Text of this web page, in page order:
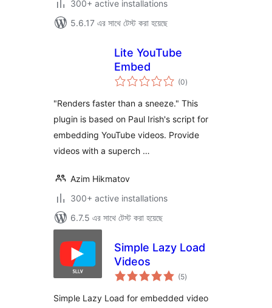
300+ active installations
5.6.17 এর সাথে টেস্ট করা হয়েছে
Lite YouTube
Embed
(0total
ratings
)
"Renders faster than a sneeze." This
plugin is based on Paul Irish's script for
embedding YouTube videos. Provide
videos with a superch …
Azim Hikmatov
300+ active installations
6.7.5 এর সাথে টেস্ট করা হয়েছে
Simple Lazy Load
Videos
(5total
ratings
)
Simple Lazy Load for embedded video